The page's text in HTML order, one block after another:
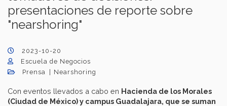
presentaciones de reporte sobre
"nearshoring"
2023-10-20
Escuela de Negocios
Prensa
Nearshoring
Con eventos llevados a cabo en Hacienda de los Morales
(Ciudad de México) y campus Guadalajara, que se suman